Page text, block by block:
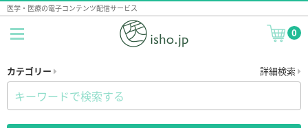
医学・医療の電子コンテンツ配信サービス
0
カテゴリー 詳細検索